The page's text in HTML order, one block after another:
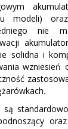
modeli)
nie
solidna i
wzniesień
są